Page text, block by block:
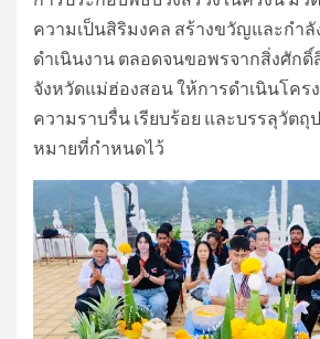
ความเป็นสิริมงคล สร้างขวัญและกำ
ดำเนินงาน ตลอดจนขอพรจากสิ่งศัก
จังหวัดแม่ฮ่องสอน ให้การดำเนินโคร
ความราบรื่น เรียบร้อย และบรรลุวัตถุ
หมายที่กำหนดไว้